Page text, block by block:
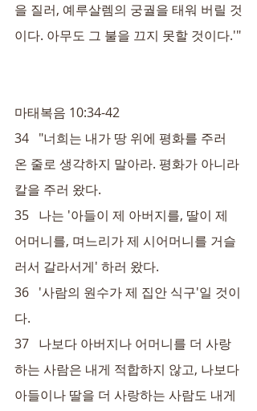
을 질러, 예루살렘의 궁궐을 태워 버릴 것
이다. 아무도 그 불을 끄지 못할 것이다.'"
마태복음 10:34-42
34   "너희는 내가 땅 위에 평화를 주러
온 줄로 생각하지 말아라. 평화가 아니라
칼을 주러 왔다.
35   나는 '아들이 제 아버지를, 딸이 제
어머니를, 며느리가 제 시어머니를 거슬
러서 갈라서게' 하러 왔다.
36   '사람의 원수가 제 집안 식구'일 것이
다.
37   나보다 아버지나 어머니를 더 사랑
하는 사람은 내게 적합하지 않고, 나보다
아들이나 딸을 더 사랑하는 사람도 내게